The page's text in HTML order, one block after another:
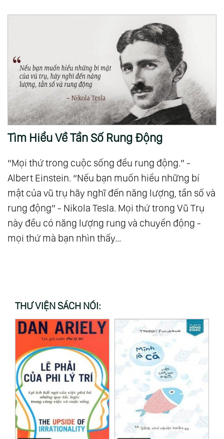
Tìm Hiểu Về Tần Số Rung Động
“Mọi thứ trong cuộc sống đều rung động.” -
Albert Einstein. “Nếu bạn muốn hiểu những bí
mật của vũ trụ hãy nghĩ đến năng lượng, tần số và
rung động” - Nikola Tesla. Mọi thứ trong Vũ Trụ
này đều có năng lượng rung và chuyển động -
mọi thứ mà bạn nhìn thấy...
THƯ VIỆN SÁCH NÓI: